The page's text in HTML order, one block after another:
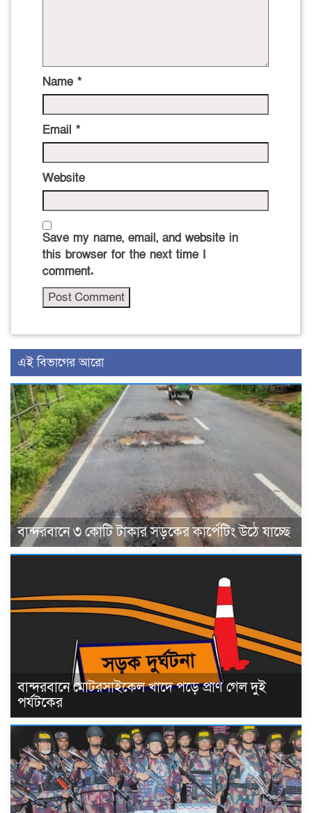
Name *
Email *
Website
Save my name, email, and website in
this browser for the next time I
comment.
এই বিভাগের আরো
বান্দরবানে ৩ কোটি টাকার সড়কের কার্পেটিং উঠে যাচ্ছে
বান্দরবানে মোটরসাইকেল খাদে পড়ে প্রাণ গেল দুই
পর্যটকের